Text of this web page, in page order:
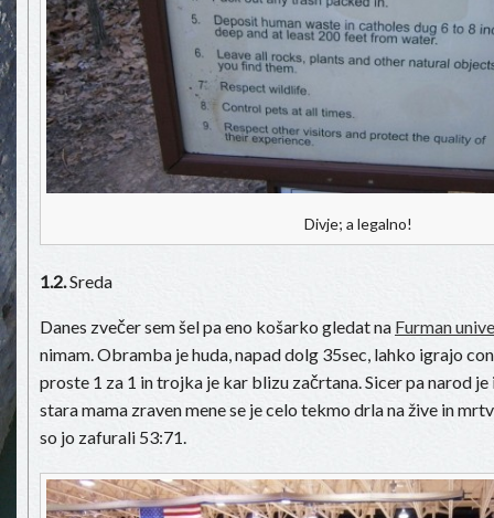
Divje; a legalno!
1.2.Sreda
Danes zvečer sem šel pa eno košarko gledat na Furman
nimam. Obramba je huda, napad dolg 35sec, lahko igrajo
proste 1 za 1 in trojka je kar blizu začrtana. Sicer pa narod je
stara mama zraven mene se je celo tekmo drla na žive in
so jo zafurali 53:71.